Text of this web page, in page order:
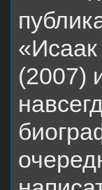
(2007)